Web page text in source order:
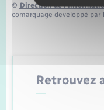
© Direction de
comarquage developpé par
Retrouvez